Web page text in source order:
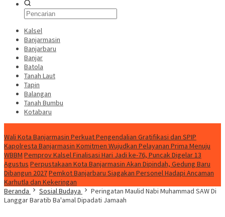
Kalsel
Banjarmasin
Banjarbaru
Banjar
Batola
Tanah Laut
Tapin
Balangan
Tanah Bumbu
Kotabaru
Wali Kota Banjarmasin Perkuat Pengendalian Gratifikasi dan SPIP
Kapolresta Banjarmasin Komitmen Wujudkan Pelayanan Prima Menuju
WBBM Pemprov Kalsel Finalisasi Hari Jadi ke-76, Puncak Digelar 13
Agustus Perpustakaan Kota Banjarmasin Akan Dipindah, Gedung Baru
Dibangun 2027Pemkot Banjarbaru Siagakan Personel Hadapi Ancaman
Karhutla dan Kekeringan
Beranda
Sosial Budaya
Peringatan Maulid Nabi Muhammad SAW Di
Langgar Baratib Ba'amal Dipadati Jamaah